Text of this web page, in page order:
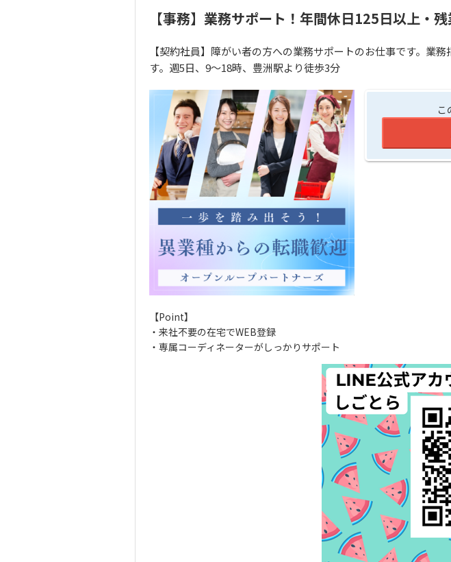
【事務】業務サポート！年間休日125日以上・
【契約社員】障がい者の方への業務サポートのお仕事です。業
す。週5日、9～18時、豊洲駅より徒歩3分
こ
【Point】
・来社不要の在宅でWEB登録
・専属コーディネーターがしっかりサポート